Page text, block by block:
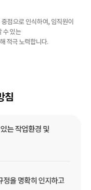
점으로 인식하여, 임직원이
수 있는
적극 노력합니다.
침